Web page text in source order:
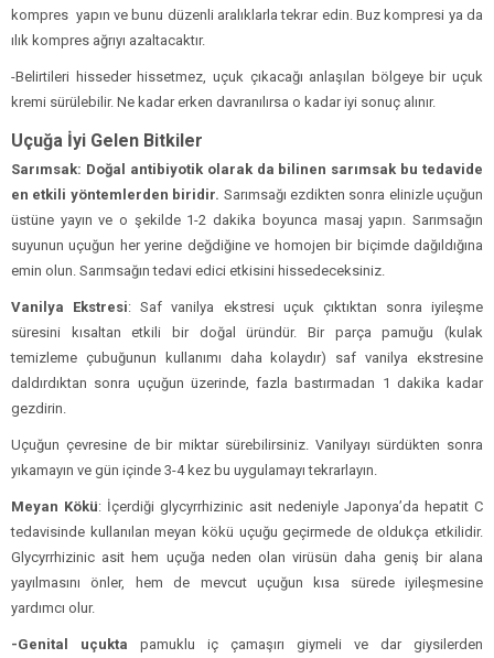
kompres yapın ve bunu düzenli aralıklarla tekrar edin. Buz kompresi ya da
ılık kompres ağrıyı azaltacaktır.
-Belirtileri hisseder hissetmez, uçuk çıkacağı anlaşılan bölgeye bir uçuk
kremi sürülebilir. Ne kadar erken davranılırsa o kadar iyi sonuç alınır.
Uçuğa İyi Gelen Bitkiler
Sarımsak: Doğal antibiyotik olarak da bilinen sarımsak bu tedavide
en etkili yöntemlerden biridir. Sarımsağı ezdikten sonra elinizle uçuğun
üstüne yayın ve o şekilde 1-2 dakika boyunca masaj yapın. Sarımsağın
suyunun uçuğun her yerine değdiğine ve homojen bir biçimde dağıldığına
emin olun. Sarımsağın tedavi edici etkisini hissedeceksiniz.
Vanilya Ekstresi: Saf vanilya ekstresi uçuk çıktıktan sonra iyileşme
süresini kısaltan etkili bir doğal üründür. Bir parça pamuğu (kulak
temizleme çubuğunun kullanımı daha kolaydır) saf vanilya ekstresine
daldırdıktan sonra uçuğun üzerinde, fazla bastırmadan 1 dakika kadar
gezdirin.
Uçuğun çevresine de bir miktar sürebilirsiniz. Vanilyayı sürdükten sonra
yıkamayın ve gün içinde 3-4 kez bu uygulamayı tekrarlayın.
Meyan Kökü: İçerdiği glycyrrhizinic asit nedeniyle Japonya’da hepatit C
tedavisinde kullanılan meyan kökü uçuğu geçirmede de oldukça etkilidir.
Glycyrrhizinic asit hem uçuğa neden olan virüsün daha geniş bir alana
yayılmasını önler, hem de mevcut uçuğun kısa sürede iyileşmesine
yardımcı olur.
-Genital uçukta pamuklu iç çamaşırı giymeli ve dar giysilerden